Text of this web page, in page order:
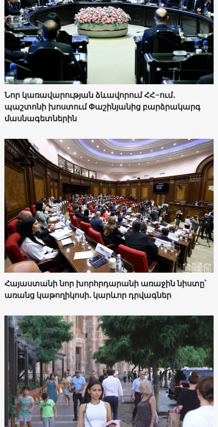
Նոր կառավարության ձևավորում ՀՀ-ում․
պաշտոնի խոստում Փաշինյանից բարձրակարգ
մասնագետներին
Հայաստանի նոր խորհրդարանի առաջին նիստը՝
առանց կաթողիկոսի. կարևոր դրվագներ